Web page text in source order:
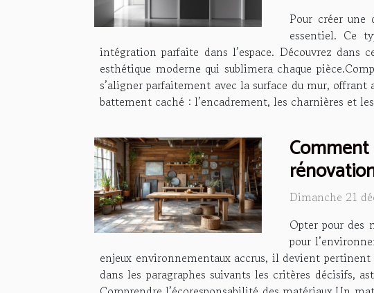
Pour créer une
essentiel. Ce
intégration parfaite dans l’espace. Découvrez
esthétique moderne qui sublimera chaque
s’aligner parfaitement avec la surface du mur,
battement caché : l’encadrement, les charnières et
Dimanche 21
Opter pour des
pour
enjeux environnementaux accrus, il devient
dans les paragraphes suivants les critères décisifs,